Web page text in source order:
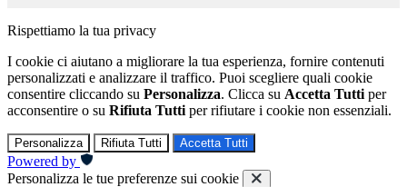
Rispettiamo la tua privacy
I cookie ci aiutano a migliorare la tua esperienza, fornire contenuti
personalizzati e analizzare il traffico. Puoi scegliere quali cookie
consentire cliccando su Personalizza. Clicca su Accetta Tutti per
acconsentire o su Rifiuta Tutti per rifiutare i cookie non essenziali.
Personalizza Rifiuta Tutti Accetta Tutti
Powered by
Personalizza le tue preferenze sui cookie